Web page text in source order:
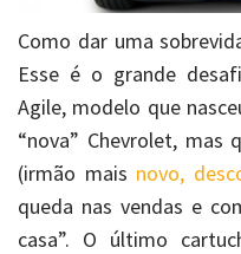
Como dar uma
Esse é o grande
Agile, modelo que
“nova” Chevrolet, mas
(irmão mais novo,
queda nas vendas e
casa”. O último